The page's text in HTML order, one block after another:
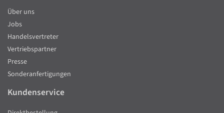
Über uns
Jobs
Handelsvertreter
Vertriebspartner
Presse
Sonderanfertigungen
Kundenservice